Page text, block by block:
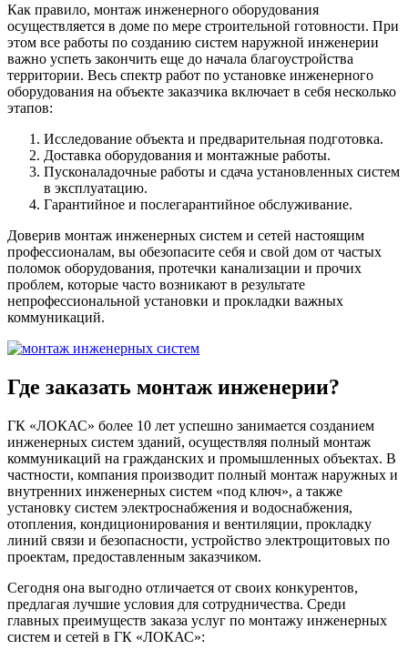
Как правило, монтаж инженерного оборудования
осуществляется в доме по мере строительной готовности. При
этом все работы по созданию систем наружной инженерии
важно успеть закончить еще до начала благоустройства
территории. Весь спектр работ по установке инженерного
оборудования на объекте заказчика включает в себя несколько
этапов:
Исследование объекта и предварительная подготовка.
Доставка оборудования и монтажные работы.
Пусконаладочные работы и сдача установленных систем
в эксплуатацию.
Гарантийное и послегарантийное обслуживание.
Доверив монтаж инженерных систем и сетей настоящим
профессионалам, вы обезопасите себя и свой дом от частых
поломок оборудования, протечки канализации и прочих
проблем, которые часто возникают в результате
непрофессиональной установки и прокладки важных
коммуникаций.
Где заказать монтаж инженерии?
ГК «ЛОКАС» более 10 лет успешно занимается созданием
инженерных систем зданий, осуществляя полный монтаж
коммуникаций на гражданских и промышленных объектах. В
частности, компания производит полный монтаж наружных и
внутренних инженерных систем «под ключ», а также
установку систем электроснабжения и водоснабжения,
отопления, кондиционирования и вентиляции, прокладку
линий связи и безопасности, устройство электрощитовых по
проектам, предоставленным заказчиком.
Сегодня она выгодно отличается от своих конкурентов,
предлагая лучшие условия для сотрудничества. Среди
главных преимуществ заказа услуг по монтажу инженерных
систем и сетей в ГК «ЛОКАС»: